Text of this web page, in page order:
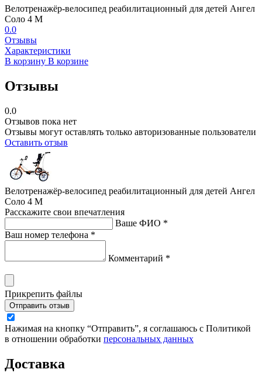
Велотренажёр-велосипед реабилитационный для детей Ангел
Соло 4 М
0.0
Отзывы
Характеристики
В корзину В корзине
Отзывы
0.0
Отзывов пока нет
Отзывы могут оставлять только авторизованные пользователи
Оставить отзыв
Велотренажёр-велосипед реабилитационный для детей Ангел
Соло 4 М
Расскажите свои впечатления
Ваше ФИО *
Ваш номер телефона *
Комментарий *
Прикрепить файлы
Отправить отзыв
Нажимая на кнопку “Отправить”, я соглашаюсь с Политикой
в отношении обработки персональных данных
Доставка